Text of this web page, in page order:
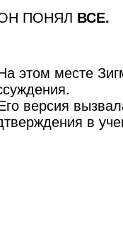
ПОНЯЛ ВСЕ.
этом месте
версия
в